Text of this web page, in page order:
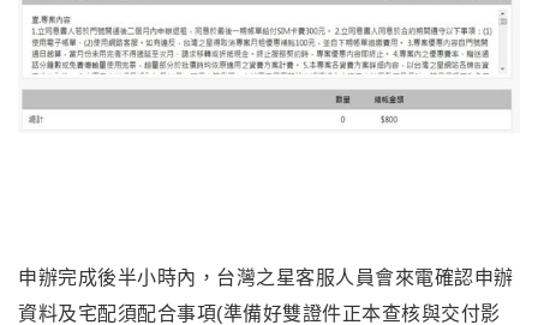
申辦完成後半小時內，台灣之星客服人員會來電確認申辦
資料及宅配須配合事項(準備好雙證件正本查核與交付影